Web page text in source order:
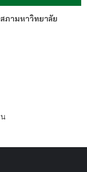
ภามหาวิทยาลัย